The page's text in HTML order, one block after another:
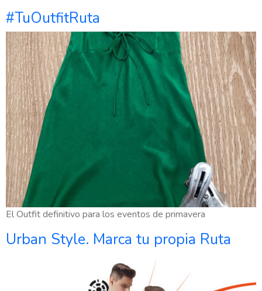
#TuOutfitRuta
El Outfit definitivo para los eventos de primavera
Urban Style. Marca tu propia Ruta